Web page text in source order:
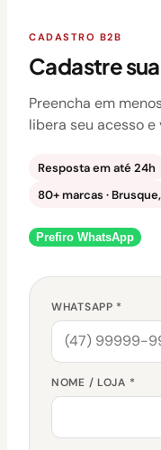
CADASTRO B2B
Cadastre
Preencha em
libera seu acesso
Resposta em até 24h
80+ marcas ·
Prefiro WhatsApp
WHATSAPP *
NOME / LOJA *